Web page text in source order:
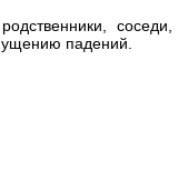
соседи,
падений.